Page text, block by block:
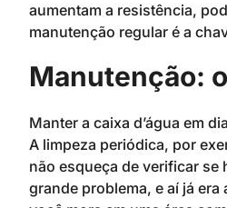
aumentam a resistência,
manutenção regular é a
Manutenção:
Manter a caixa d’água em
A limpeza periódica, por
não esqueça de verificar
grande problema, e aí já era